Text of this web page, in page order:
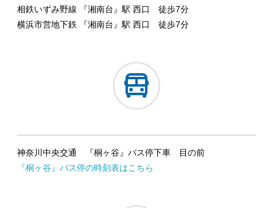
相鉄いずみ野線 『湘南台』駅 西口 徒歩7分
横浜市営地下鉄 『湘南台』駅 西口 徒歩7分
神奈川中央交通 『桐ヶ谷』バス停下車 目の前
『桐ヶ谷』バス停の時刻表はこちら